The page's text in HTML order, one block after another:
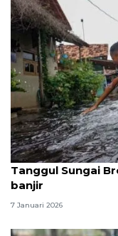
Tanggul Sungai
banjir
7 Januari 2026